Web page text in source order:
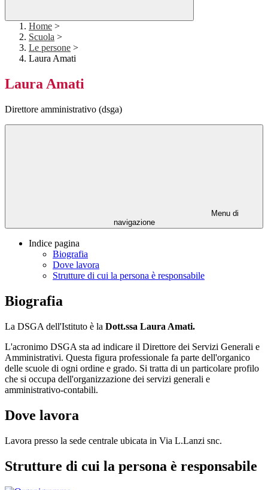
Home >
Scuola >
Le persone >
Laura Amati
Laura Amati
Direttore amministrativo (dsga)
Menu di
navigazione
Indice pagina
Biografia
Dove lavora
Strutture di cui la persona è responsabile
Biografia
La DSGA dell'Istituto è la Dott.ssa Laura Amati.
L'acronimo DSGA sta ad indicare il Direttore dei Servizi Generali e
Amministrativi. Questa figura professionale fa parte dell'organico
delle scuole di ogni ordine e grado. Si tratta di un particolare profilo
che si occupa dell'organizzazione dei servizi generali e
amministrativo-contabili.
Dove lavora
Lavora presso la sede centrale ubicata in Via L.Lanzi snc.
Strutture di cui la persona è responsabile